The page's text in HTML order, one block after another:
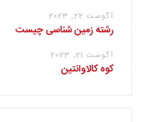
آگوست 22, 2023
رشته زمین شناسی چیست
آگوست 21, 2023
کوه کالاوانتین